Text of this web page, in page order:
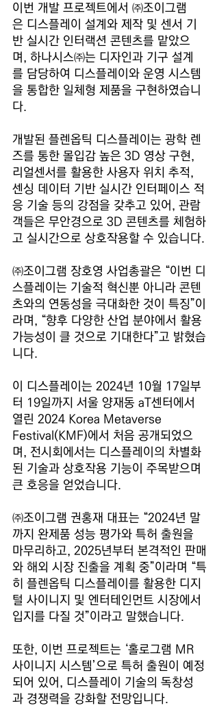
이번 개발 프로젝트에서 ㈜조이그램
은 디스플레이 설계와 제작 및 센서 기
반 실시간 인터랙션 콘텐츠를 맡았으
며, 하나시스㈜는 디자인과 기구 설계
를 담당하여 디스플레이와 운영 시스템
을 통합한 일체형 제품을 구현하였습니
다.
개발된 플렌옵틱 디스플레이는 광학 렌
즈를 통한 몰입감 높은 3D 영상 구현,
리얼센서를 활용한 사용자 위치 추적,
센싱 데이터 기반 실시간 인터페이스 적
응 기술 등의 강점을 갖추고 있어, 관람
객들은 무안경으로 3D 콘텐츠를 체험하
고 실시간으로 상호작용할 수 있습니다.
㈜조이그램 장호영 사업총괄은 “이번 디
스플레이는 기술적 혁신뿐 아니라 콘텐
츠와의 연동성을 극대화한 것이 특징”이
라며, “향후 다양한 산업 분야에서 활용
가능성이 클 것으로 기대한다”고 밝혔습
니다.
이 디스플레이는 2024년 10월 17일부
터 19일까지 서울 양재동 aT센터에서
열린 2024 Korea Metaverse
Festival(KMF)에서 처음 공개되었으
며, 전시회에서는 디스플레이의 차별화
된 기술과 상호작용 기능이 주목받으며
큰 호응을 얻었습니다.
㈜조이그램 권홍재 대표는 “2024년 말
까지 완제품 성능 평가와 특허 출원을
마무리하고, 2025년부터 본격적인 판매
와 해외 시장 진출을 계획 중”이라며 “특
히 플렌옵틱 디스플레이를 활용한 디지
털 사이니지 및 엔터테인먼트 시장에서
입지를 다질 것”이라고 말했습니다.
또한, 이번 프로젝트는 ‘홀로그램 MR
사이니지 시스템’으로 특허 출원이 예정
되어 있어, 디스플레이 기술의 독창성
과 경쟁력을 강화할 전망입니다.